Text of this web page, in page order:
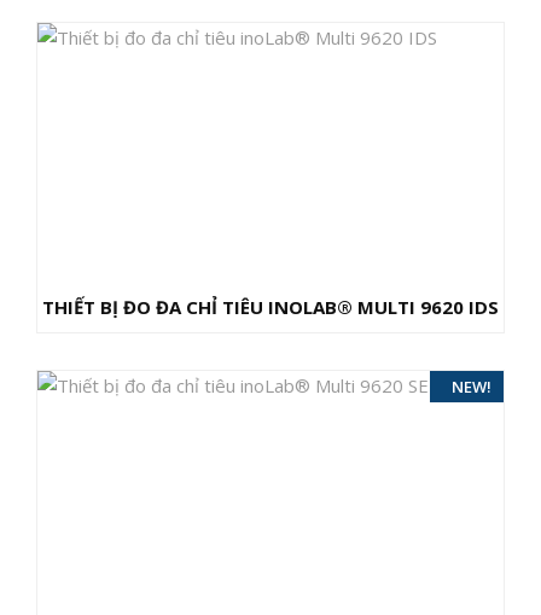
THIẾT BỊ ĐO ĐA CHỈ TIÊU INOLAB® MULTI 9620 IDS
SALE!
NEW!